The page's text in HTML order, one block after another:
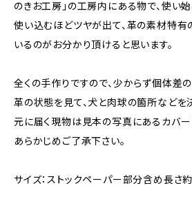
のきお工房」の工房内にある物で、使い
使い込むほどツヤが出て、革の素材特有
いるのがお分かり頂けると思います。
全くの手作りですので、少からず個体差
革の状態を見て、犬と肉球の箇所などを
元に届く現物は見本の写真にあるカバー
あらかじめご了承下さい。
サイズ：ストックペーパー部分含め長さ